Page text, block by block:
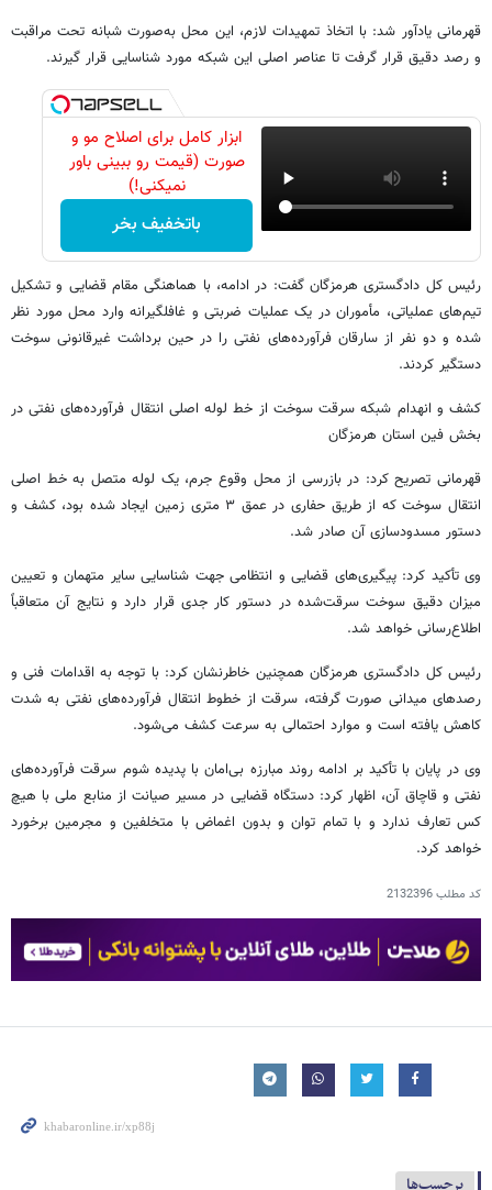
قهرمانی یادآور شد: با اتخاذ تمهیدات لازم، این محل به‌صورت شبانه تحت مراقبت
و رصد دقیق قرار گرفت تا عناصر اصلی این شبکه مورد شناسایی قرار گیرند.
ابزار کامل برای اصلاح مو و
صورت (قیمت رو ببینی باور
نمیکنی!)
باتخفیف بخر
رئیس کل دادگستری هرمزگان گفت: در ادامه، با هماهنگی مقام قضایی و تشکیل
تیم‌های عملیاتی، مأموران در یک عملیات ضربتی و غافلگیرانه وارد محل مورد نظر
شده و دو نفر از سارقان فرآورده‌های نفتی را در حین برداشت غیرقانونی سوخت
دستگیر کردند.
کشف و انهدام شبکه سرقت سوخت از خط لوله اصلی انتقال فرآورده‌های نفتی در
بخش فین استان هرمزگان
قهرمانی تصریح کرد: در بازرسی از محل وقوع جرم، یک لوله متصل به خط اصلی
انتقال سوخت که از طریق حفاری در عمق ۳ متری زمین ایجاد شده بود، کشف و
دستور مسدودسازی آن صادر شد.
وی تأکید کرد: پیگیری‌های قضایی و انتظامی جهت شناسایی سایر متهمان و تعیین
میزان دقیق سوخت سرقت‌شده در دستور کار جدی قرار دارد و نتایج آن متعاقباً
اطلاع‌رسانی خواهد شد.
رئیس کل دادگستری هرمزگان همچنین خاطرنشان کرد: با توجه به اقدامات فنی و
رصدهای میدانی صورت گرفته، سرقت از خطوط انتقال فرآورده‌های نفتی به شدت
کاهش یافته است و موارد احتمالی به سرعت کشف می‌شود.
وی در پایان با تأکید بر ادامه روند مبارزه بی‌امان با پدیده شوم سرقت فرآورده‌های
نفتی و قاچاق آن، اظهار کرد: دستگاه قضایی در مسیر صیانت از منابع ملی با هیچ
کس تعارف ندارد و با تمام توان و بدون اغماض با متخلفین و مجرمین برخورد
خواهد کرد.
کد مطلب2132396